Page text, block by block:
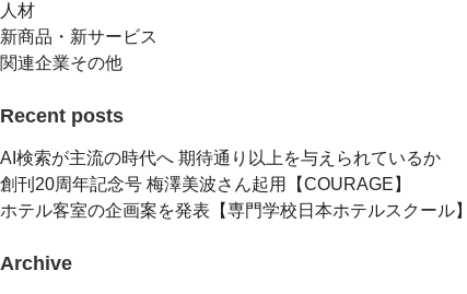
人材
新商品・新サービス
関連企業その他
Recent posts
AI検索が主流の時代へ 期待通り以上を与えられているか
創刊20周年記念号 梅澤美波さん起用【COURAGE】
ホテル客室の企画案を発表【専門学校日本ホテルスクール】
Archive